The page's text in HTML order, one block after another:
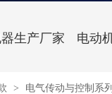
生产厂家 电动
> 电气传动与控制系